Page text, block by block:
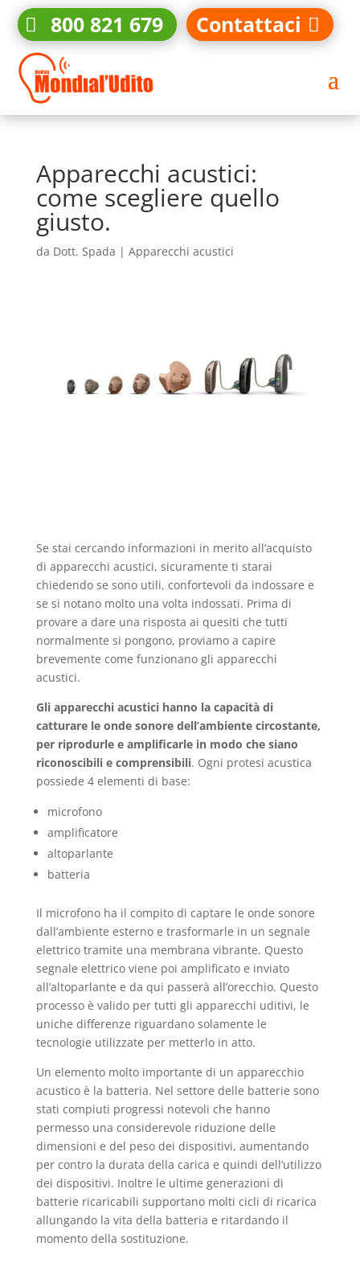
800 821 679 Contattaci
Apparecchi acustici:
come scegliere quello
giusto.
da Dott. Spada | Apparecchi acustici
Se stai cercando informazioni in merito all’acquisto
di apparecchi acustici, sicuramente ti starai
chiedendo se sono utili, confortevoli da indossare e
se si notano molto una volta indossati. Prima di
provare a dare una risposta ai quesiti che tutti
normalmente si pongono, proviamo a capire
brevemente come funzionano gli apparecchi
acustici.
Gli apparecchi acustici hanno la capacità di
catturare le onde sonore dell’ambiente circostante,
per riprodurle e amplificarle in modo che siano
riconoscibili e comprensibili. Ogni protesi acustica
possiede 4 elementi di base:
microfono
amplificatore
altoparlante
batteria
Il microfono ha il compito di captare le onde sonore
dall’ambiente esterno e trasformarle in un segnale
elettrico tramite una membrana vibrante. Questo
segnale elettrico viene poi amplificato e inviato
all’altoparlante e da qui passerà all’orecchio. Questo
processo è valido per tutti gli apparecchi uditivi, le
uniche differenze riguardano solamente le
tecnologie utilizzate per metterlo in atto.
Un elemento molto importante di un apparecchio
acustico è la batteria. Nel settore delle batterie sono
stati compiuti progressi notevoli che hanno
permesso una considerevole riduzione delle
dimensioni e del peso dei dispositivi, aumentando
per contro la durata della carica e quindi dell’utilizzo
dei dispositivi. Inoltre le ultime generazioni di
batterie ricaricabili supportano molti cicli di ricarica
allungando la vita della batteria e ritardando il
momento della sostituzione.